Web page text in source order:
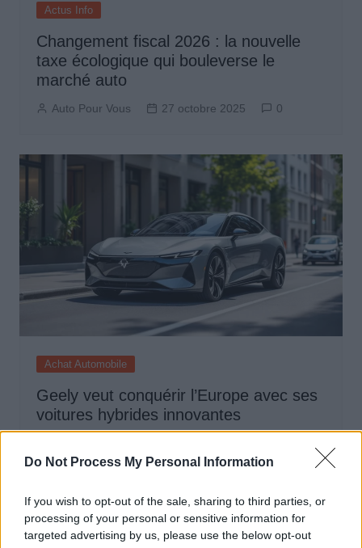
Do Not Process My Personal Information
If you wish to opt-out of the sale, sharing to third parties, or
processing of your personal or sensitive information for
targeted advertising by us, please use the below opt-out
Actus Info
Changement fiscal 2026 : la nouvelle
taxe écologique qui bouleverse le
marché auto
Auto Pour Vous 27 octobre 2025 0
Achat Automobile
Geely veut conquérir l’Europe avec ses
voitures hybrides innovantes